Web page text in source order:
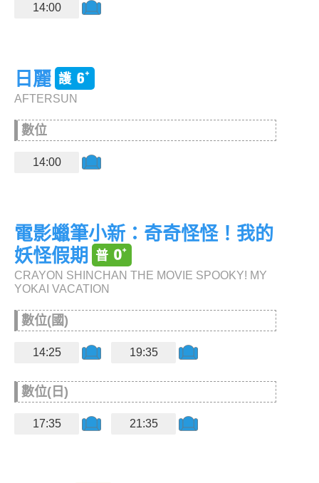
14:00
日麗
AFTERSUN
數位
14:00
電影蠟筆小新：奇奇怪怪！我的
妖怪假期
CRAYON SHINCHAN THE MOVIE SPOOKY! MY
YOKAI VACATION
數位(國)
14:25 19:35
數位(日)
17:35 21:35